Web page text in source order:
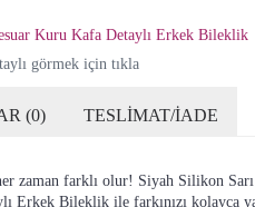
görmek için tıkla
(0) TESLİMAT/İADE
zaman farklı olur! Siyah Silikon
Erkek Bileklik ile farkınızı kolayca